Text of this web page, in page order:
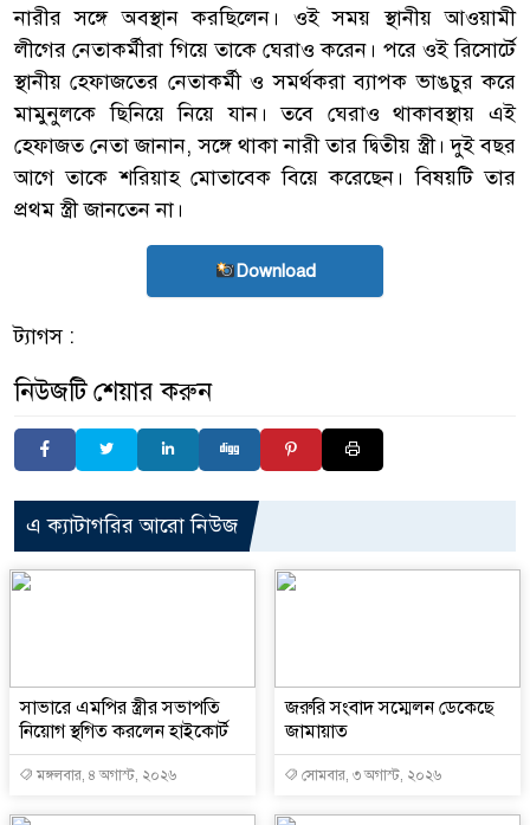
নারীর সঙ্গে অবস্থান করছিলেন। ওই সময় স্থানীয় আওয়ামী
লীগের নেতাকর্মীরা গিয়ে তাকে ঘেরাও করেন। পরে ওই রিসোর্টে
স্থানীয় হেফাজতের নেতাকর্মী ও সমর্থকরা ব্যাপক ভাঙচুর করে
মামুনুলকে ছিনিয়ে নিয়ে যান। তবে ঘেরাও থাকাবস্থায় এই
হেফাজত নেতা জানান, সঙ্গে থাকা নারী তার দ্বিতীয় স্ত্রী। দুই বছর
আগে তাকে শরিয়াহ মোতাবেক বিয়ে করেছেন। বিষয়টি তার
প্রথম স্ত্রী জানতেন না।
Download
ট্যাগস :
নিউজটি শেয়ার করুন
এ ক্যাটাগরির আরো নিউজ
সাভারে এমপির স্ত্রীর সভাপতি
নিয়োগ স্থগিত করলেন হাইকোর্ট
মঙ্গলবার, ৪ অগাস্ট, ২০২৬
জরুরি সংবাদ সম্মেলন ডেকেছে
জামায়াত
সোমবার, ৩ অগাস্ট, ২০২৬